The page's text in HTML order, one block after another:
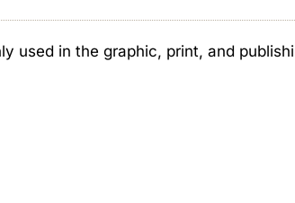
used in the graphic, print, and